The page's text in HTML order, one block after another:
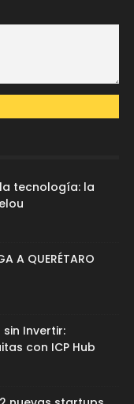
tecnología: la
A QUERÉTARO
Invertir:
con ICP Hub